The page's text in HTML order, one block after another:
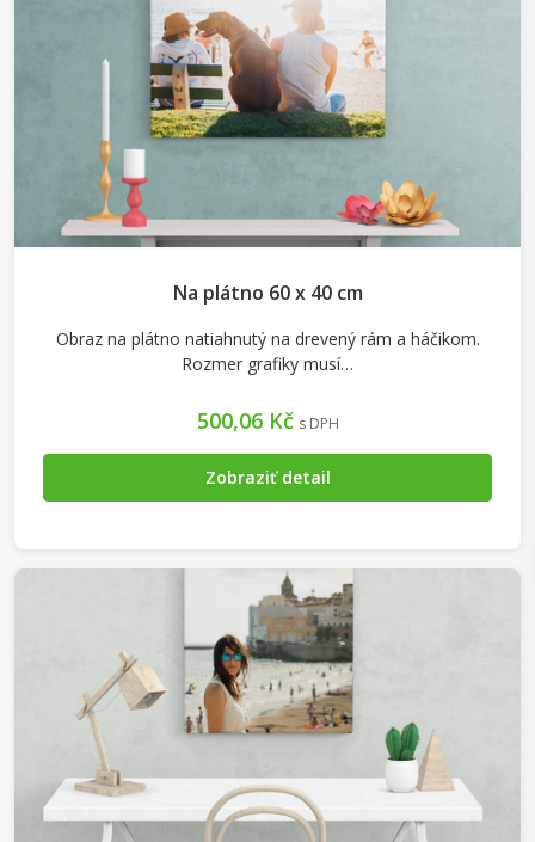
Na plátno 60 x 40 cm
Obraz na plátno natiahnutý na drevený rám a háčikom.
Rozmer grafiky musí…
500,06 Kč s DPH
Zobraziť detail